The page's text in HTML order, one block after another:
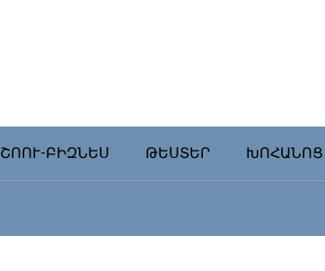
ՇՈՈՒ-ԲԻԶՆԵՍ ԹԵՍՏԵՐ ԽՈՀԱՆՈՑ